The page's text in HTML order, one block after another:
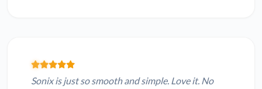
Sonix is just so smooth and simple. Love it. No